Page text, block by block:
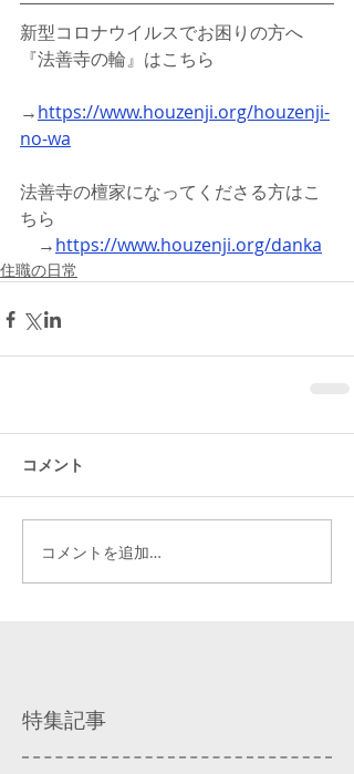
新型コロナウイルスでお困りの方へ
『法善寺の輪』はこちら
→https://www.houzenji.org/houzenji-
no-wa
法善寺の檀家になってくださる方はこ
ちら
→https://www.houzenji.org/danka
住職の日常
コメント
コメントを追加…
特集記事